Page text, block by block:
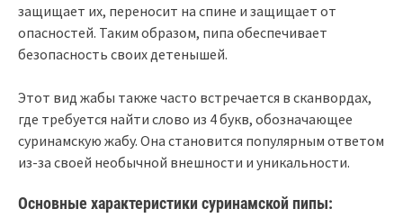
защищает их, переносит на спине и защищает от
опасностей. Таким образом, пипа обеспечивает
безопасность своих детенышей.
Этот вид жабы также часто встречается в сканвордах,
где требуется найти слово из 4 букв, обозначающее
суринамскую жабу. Она становится популярным ответом
из-за своей необычной внешности и уникальности.
Основные характеристики суринамской пипы: